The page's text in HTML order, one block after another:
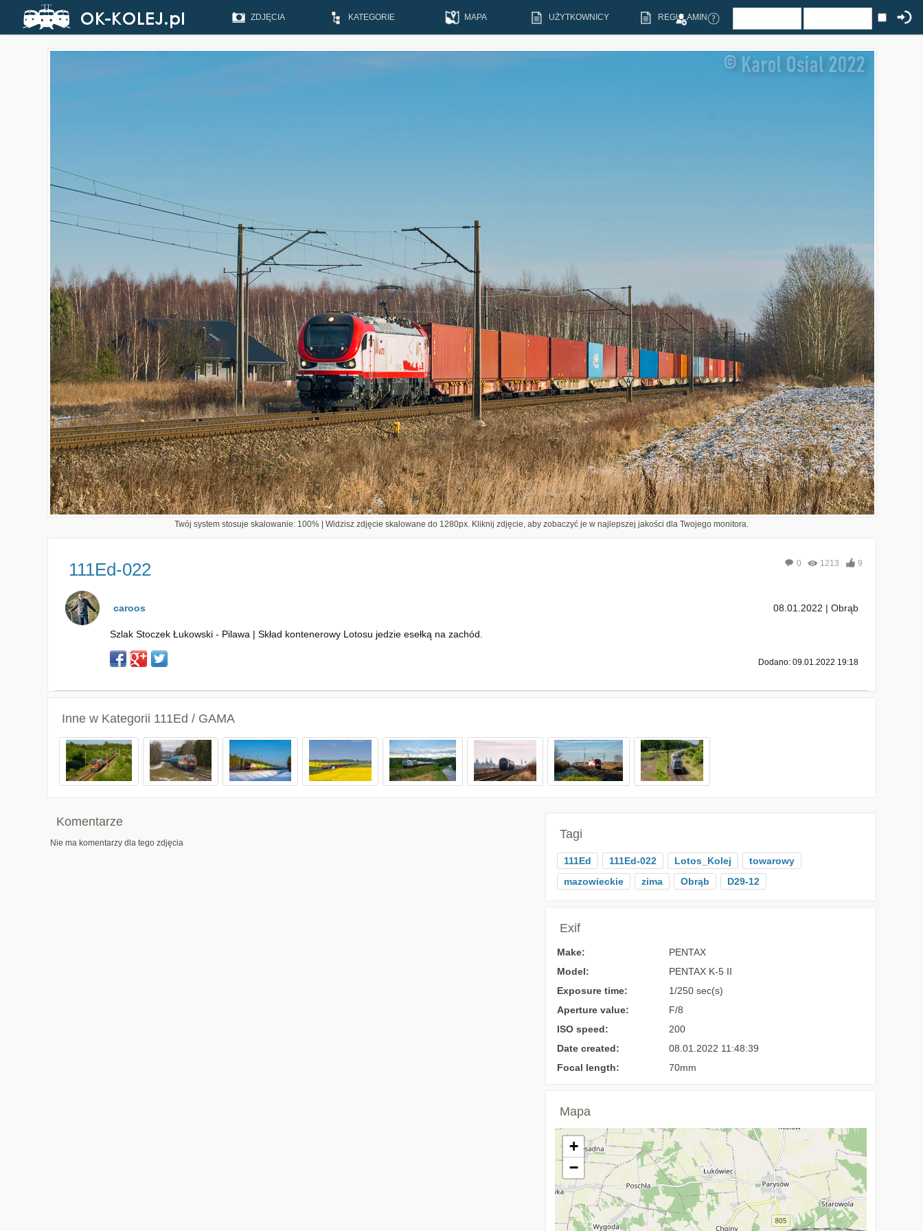
ZDJĘCIA KATEGORIE MAPA UŻYTKOWNICY REGULAMIN
Twój system stosuje skalowanie: 100% | Widzisz zdjęcie skalowane do 1280px. Kliknij zdjęcie, aby zobaczyć je w najlepszej jakości dla Twojego monitora.
111Ed-022 0 1213 9
caroos 08.01.2022 | Obrąb
Szlak Stoczek Łukowski - Pilawa | Skład kontenerowy Lotosu jedzie esełką na zachód.
Dodano: 09.01.2022 19:18
Inne w Kategorii 111Ed / GAMA
Komentarze
Nie ma komentarzy dla tego zdjęcia
Tagi
111Ed 111Ed-022 Lotos_Kolej
towarowy
mazowieckie
zima Obrąb D29-12
Exif
Make:
PENTAX
Model:
PENTAX K-5 II
Exposure time:
1/250 sec(s)
Aperture value:
F/8
ISO speed:
200
Date created:
08.01.2022 11:48:39
Focal length:
70mm
Mapa
+
−